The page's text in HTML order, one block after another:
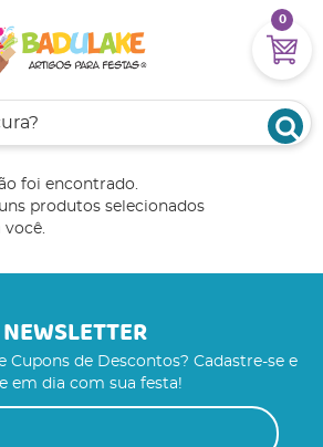
0
foi encontrado.
produtos selecionados
você.
NEWSLETTER
Cupons de Descontos? Cadastre-se e
em dia com sua festa!